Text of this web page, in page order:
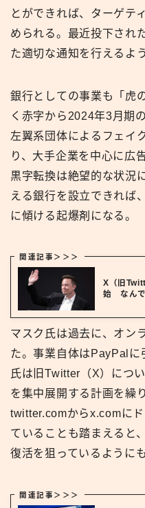
とができれば、ターゲテ
められる。最近投下され
た適切な通知を行えるよ
銀行としての事業も「虎
く赤字から2024年3月期
左翼系団体によるフェイ
り、大手企業を中心に広
黒字転換は絶望的な状況
える銀行を設立できれば
に傾ける起爆剤になる。
関連記事＞＞＞
X（旧
始 なんで
マスク氏は過去に、オン
た。事業自体はPayPalに
氏は旧Twitter（X）につ
を集中展開する計画を繰
twitter.comからx.comに
ていることも踏まえると
復活を狙っているように
関連記事＞＞＞